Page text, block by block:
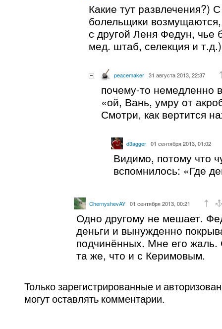
Какие тут развлечения?)
болельщики
с другой Леня Федун, чье
мед. штаб, селекция и
peacemaker 31 августа 2013, 22:37
почему-то немедленно
«ой, Вань, умру от
Смотри, как вертится
d3agger 01 сентября 2013, 01:02
Видимо, потому что
вспомнилось: «Где
ChernyshevAY 01 сентября 2013, 00:21
Одно другому не мешает.
деньги и вынужденно
подчинённых. Мне его
та же, что и с Керимовым.
Только зарегистрированные и
могут оставлять комментарии.